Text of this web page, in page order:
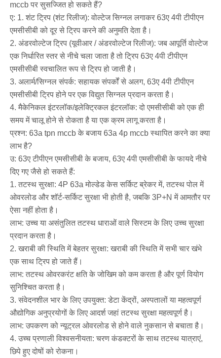
mccb पर सुसज्जित हो सकते हैं?
ए: 1. शंट ट्रिप (शंट रिलीज): वोल्टेज सिग्नल लगाकर 63ए 4पी टीपीएन
एमसीसीबी को दूर से ट्रिप करने की अनुमति देता है।
2. अंडरवोल्टेज ट्रिप (यूवीआर / अंडरवोल्टेज रिलीज): जब आपूर्ति वोल्टेज
एक निर्धारित स्तर से नीचे चला जाता है तो ट्रिप 63ए 4पी टीपीएन
एमसीसीबी स्वचालित रूप से ट्रिप हो जाती है।
3. अलार्म/सिग्नल संपर्क: सहायक संपर्कों से अलग, 63ए 4पी टीपीएन
एमसीसीबी ट्रिप होने पर एक विद्युत सिग्नल प्रदान करता है।
4. मैकेनिकल इंटरलॉक/इलेक्ट्रिकल इंटरलॉक: दो एमसीसीबी को एक ही
समय में चालू होने से रोकता है या एक क्रम लागू करता है।
प्रश्न: 63a tpn mccb के बजाय 63a 4p mccb स्थापित करने का क्या
लाभ है?
उ: 63ए टीपीएन एमसीसीबी के बजाय, 63ए 4पी एमसीसीबी के फायदे नीचे
दिए गए जैसे हो सकते हैं:
1. तटस्थ सुरक्षा: 4P 63a मोल्डेड केस सर्किट ब्रेकर में, तटस्थ पोल में
ओवरलोड और शॉर्ट-सर्किट सुरक्षा भी होती है, जबकि 3P+N में आमतौर पर
ऐसा नहीं होता है।
लाभ: उच्च या असंतुलित तटस्थ धाराओं वाले सिस्टम के लिए उच्च सुरक्षा
प्रदान करता है।
2. खराबी की स्थिति में बेहतर सुरक्षा: खराबी की स्थिति में सभी चार खंभे
एक साथ ट्रिप हो जाते हैं।
लाभ: तटस्थ ओवरकरंट क्षति के जोखिम को कम करता है और पूर्ण वियोग
सुनिश्चित करता है।
3. संवेदनशील भार के लिए उपयुक्त: डेटा केंद्रों, अस्पतालों या महत्वपूर्ण
औद्योगिक अनुप्रयोगों के लिए आदर्श जहां तटस्थ सुरक्षा महत्वपूर्ण है।
लाभ: उपकरण को न्यूट्रल ओवरलोड से होने वाले नुकसान से बचाता है।
4. उच्च प्रणाली विश्वसनीयता: चरण कंडक्टरों के साथ तटस्थ यात्राएं,
छिपे हुए दोषों को रोकना।